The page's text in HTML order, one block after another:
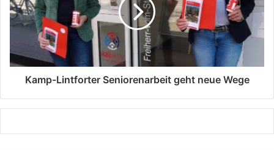
Kamp-Lintforter Seniorenarbeit geht neue Wege